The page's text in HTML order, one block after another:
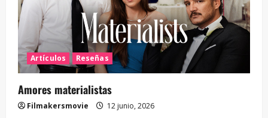
Artículos Reseñas
Amores materialistas
Filmakersmovie 12 junio, 2026